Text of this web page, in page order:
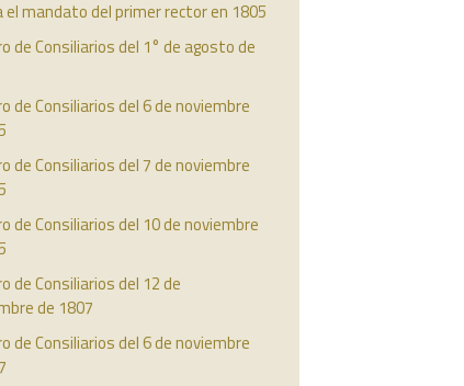
el mandato del primer rector en 1805
de Consiliarios del 1° de agosto de
de Consiliarios del 6 de noviembre
de Consiliarios del 7 de noviembre
de Consiliarios del 10 de noviembre
de Consiliarios del 12 de
de 1807
de Consiliarios del 6 de noviembre